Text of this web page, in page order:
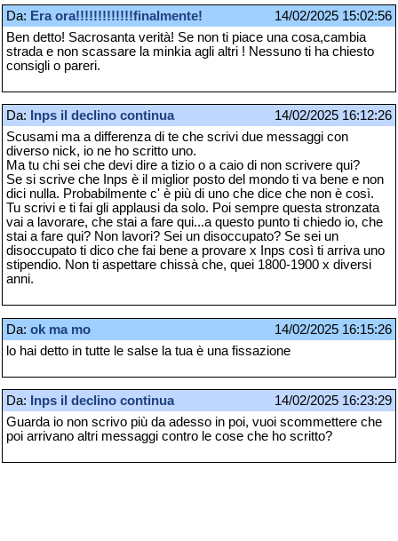
Da: Era ora!!!!!!!!!!!!!finalmente!
14/02/2025 15:02:56
Ben detto! Sacrosanta verità! Se non ti piace una cosa,cambia
strada e non scassare la minkia agli altri ! Nessuno ti ha chiesto
consigli o pareri.
Da: Inps il declino continua
14/02/2025 16:12:26
Scusami ma a differenza di te che scrivi due messaggi con
diverso nick, io ne ho scritto uno.
Ma tu chi sei che devi dire a tizio o a caio di non scrivere qui?
Se si scrive che Inps è il miglior posto del mondo ti va bene e non
dici nulla. Probabilmente c' è più di uno che dice che non è così.
Tu scrivi e ti fai gli applausi da solo. Poi sempre questa stronzata
vai a lavorare, che stai a fare qui...a questo punto ti chiedo io, che
stai a fare qui? Non lavori? Sei un disoccupato? Se sei un
disoccupato ti dico che fai bene a provare x Inps così ti arriva uno
stipendio. Non ti aspettare chissà che, quei 1800-1900 x diversi
anni.
Da: ok ma mo
14/02/2025 16:15:26
lo hai detto in tutte le salse la tua è una fissazione
Da: Inps il declino continua
14/02/2025 16:23:29
Guarda io non scrivo più da adesso in poi, vuoi scommettere che
poi arrivano altri messaggi contro le cose che ho scritto?